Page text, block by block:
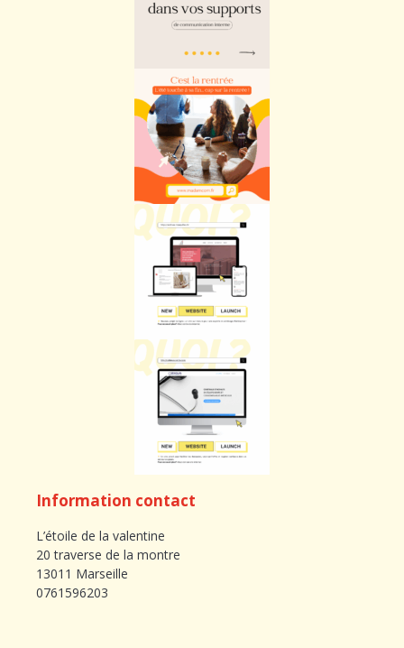
Information contact
L’étoile de la valentine
20 traverse de la montre
13011 Marseille
0761596203